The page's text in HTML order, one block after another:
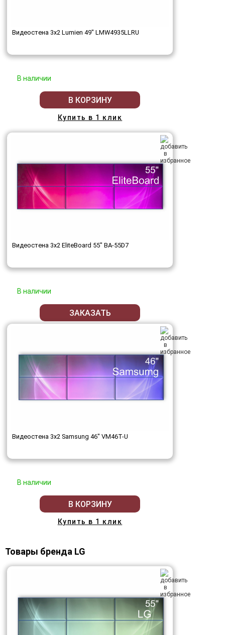
Видеостена 3x2 Lumien 49" LMW4935LLRU
В наличии
В КОРЗИНУ
Купить в 1 клик
Видеостена 3x2 EliteBoard 55" BA-55D7
В наличии
ЗАКАЗАТЬ
Видеостена 3x2 Samsung 46" VM46T-U
В наличии
В КОРЗИНУ
Купить в 1 клик
Товары бренда LG